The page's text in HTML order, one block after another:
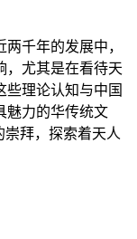
千年的发展中，
，尤其是在看待天
些理论认知与中国
魅力的华传统文
崇拜，探索着天人